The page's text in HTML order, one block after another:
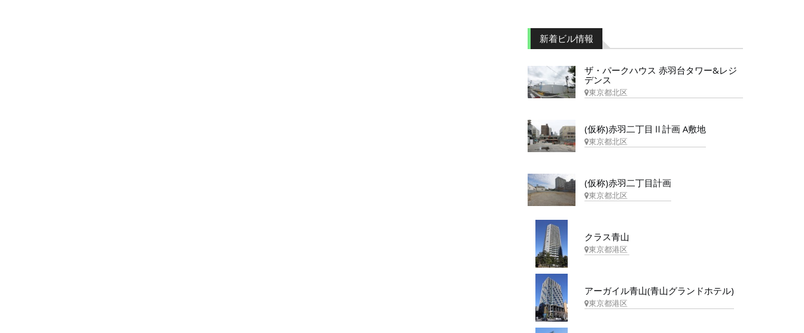
新着ビル情報
ザ・パークハウス 赤羽台タワー&レジ
デンス
東京都北区
(仮称)赤羽二丁目Ⅱ計画 A敷地
東京都北区
(仮称)赤羽二丁目計画
東京都北区
クラス青山
東京都港区
アーガイル青山(青山グランドホテル)
東京都港区